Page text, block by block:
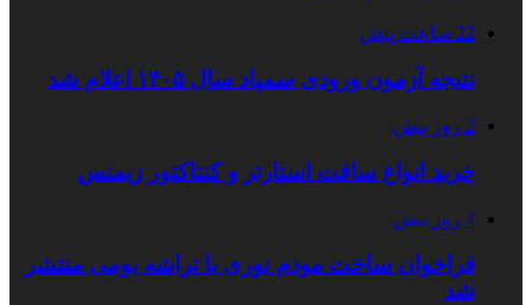
22 ساعت پیش
نتیجه آزمون ورودی سمپاد سال ۱۴۰۵ اعلام شد
2 روز پیش
خرید انواع سافت استارتر و کنتاکتور زیمنس
4 روز پیش
فراخوان ساخت مودم نوری با تراشه بومی منتشر
شد